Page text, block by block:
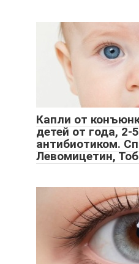
Капли от
детей от года, 2-
антибиотиком.
Левомицетин,